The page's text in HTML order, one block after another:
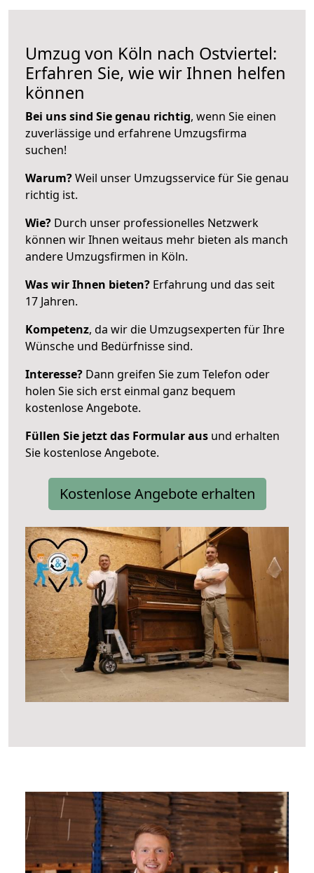
Umzug von Köln nach Ostviertel:
Erfahren Sie, wie wir Ihnen helfen
können
Bei uns sind Sie genau richtig, wenn Sie einen
zuverlässige und erfahrene Umzugsfirma
suchen!
Warum?Weil unser Umzugsservice für Sie genau
richtig ist.
Wie? Durch unser professionelles Netzwerk
können wir Ihnen weitaus mehr bieten als manch
andere Umzugsfirmen in Köln.
Was wir Ihnen bieten? Erfahrung und das seit
17 Jahren.
Kompetenz, da wir die Umzugsexperten für Ihre
Wünsche und Bedürfnisse sind.
Interesse? Dann greifen Sie zum Telefon oder
holen Sie sich erst einmal ganz bequem
kostenlose Angebote.
Füllen Sie jetzt das Formular aus und erhalten
Sie kostenlose Angebote.
Kostenlose Angebote erhalten